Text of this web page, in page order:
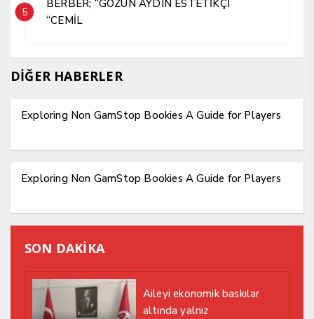
5
BERBER; “GÖZÜN AYDIN ESTETİKÇİ
“CEMİL
DİĞER HABERLER
Exploring Non GamStop Bookies A Guide for Players
Exploring Non GamStop Bookies A Guide for Players
SON DAKİKA
Aileyi ekonomik baskılar
altında yalnız